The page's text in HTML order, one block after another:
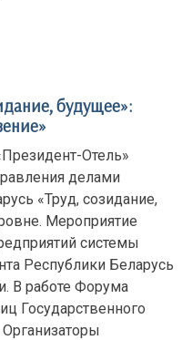
будущее»:
Отель»
делами
«Труд, созидание,
Мероприятие
системы
Республики Беларусь
В работе Форума
Государственного
Организаторы